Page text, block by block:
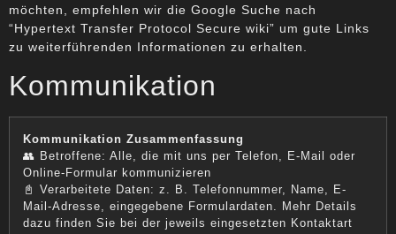
möchten, empfehlen wir die Google Suche nach
“Hypertext Transfer Protocol Secure wiki” um gute Links
zu weiterführenden Informationen zu erhalten.
Kommunikation
Kommunikation Zusammenfassung
👥 Betroffene: Alle, die mit uns per Telefon, E-Mail oder
Online-Formular kommunizieren
📓 Verarbeitete Daten: z. B. Telefonnummer, Name, E-
Mail-Adresse, eingegebene Formulardaten. Mehr Details
dazu finden Sie bei der jeweils eingesetzten Kontaktart